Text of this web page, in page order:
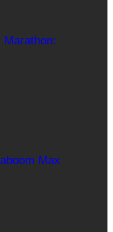
Marathon:
Max